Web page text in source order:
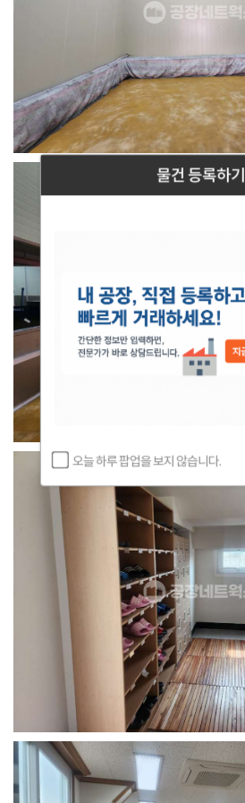
물건 등록하기
오늘 하루 팝업을 보지 않습니다.